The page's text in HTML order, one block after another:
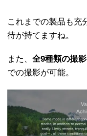
これまでの製品も充
待が持てますね。
また、 全9種類の撮
での撮影が可能。